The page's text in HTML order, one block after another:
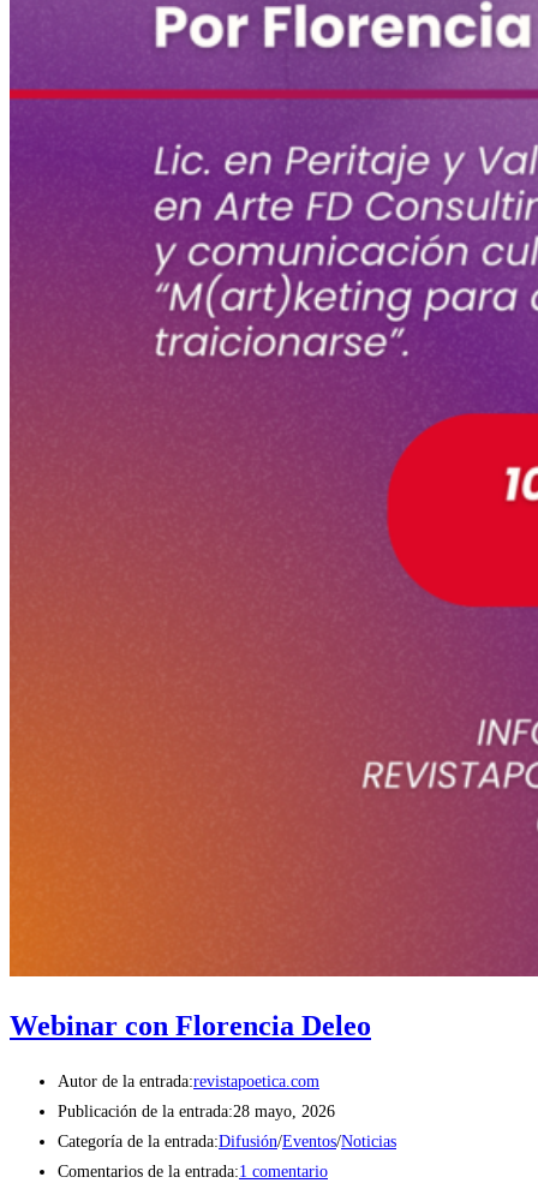
Webinar con Florencia Deleo
Autor de la entrada:revistapoetica.com
Publicación de la entrada:28 mayo, 2026
Categoría de la entrada:Difusión/Eventos/Noticias
Comentarios de la entrada:1 comentario